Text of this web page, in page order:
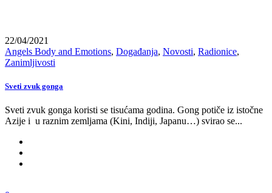
22/04/2021
Angels Body and Emotions, Događanja, Novosti, Radionice,
Zanimljivosti
Sveti zvuk gonga
Sveti zvuk gonga koristi se tisućama godina. Gong potiče iz istočne
Azije i u raznim zemljama (Kini, Indiji, Japanu…) svirao se...